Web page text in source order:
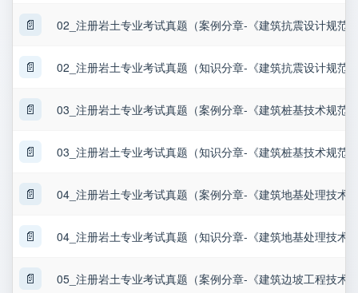
📄 02_注册岩土专业考试真题（案例分章-《建筑抗震设计规范
📄 02_注册岩土专业考试真题（知识分章-《建筑抗震设计规范
📄 03_注册岩土专业考试真题（案例分章-《建筑桩基技术规范
📄 03_注册岩土专业考试真题（知识分章-《建筑桩基技术规范
📄 04_注册岩土专业考试真题（案例分章-《建筑地基处理技术
📄 04_注册岩土专业考试真题（知识分章-《建筑地基处理技术
📄 05_注册岩土专业考试真题（案例分章-《建筑边坡工程技术